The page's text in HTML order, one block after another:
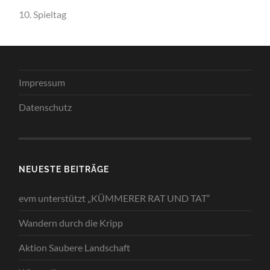
10. Spieltag
Impressum
Datenschutz
NEUESTE BEITRÄGE
evm unterstützt „KÜMMERER RAT UND TAT“
Wandern durch die Kripp
Aktion Saubere Landschaft